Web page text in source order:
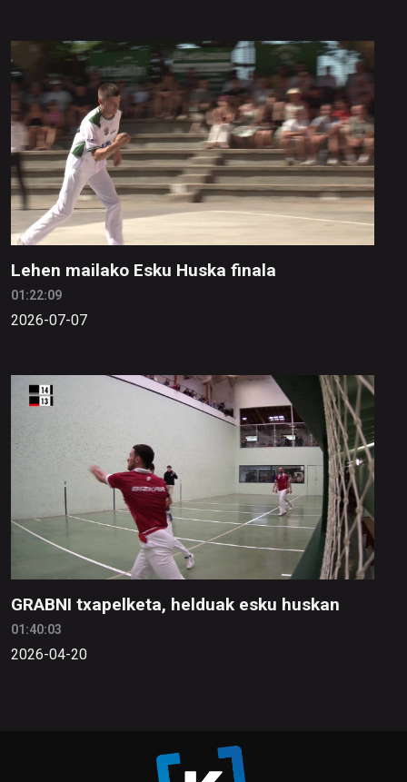
Lehen mailako Esku Huska finala
01:22:09
2026-07-07
GRABNI txapelketa, helduak esku huskan
01:40:03
2026-04-20